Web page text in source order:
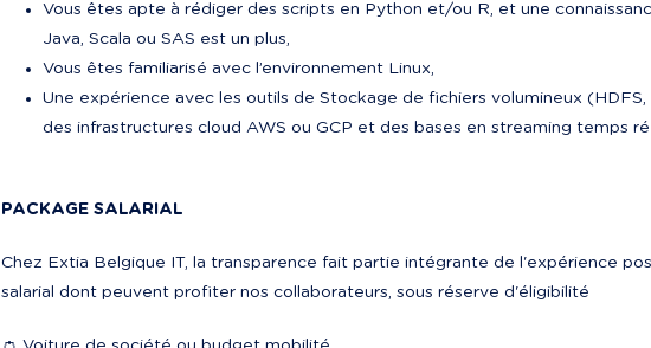
Vous êtes apte à rédiger des scripts en Python et/ou R, et une
Java, Scala ou SAS est un plus,
Vous êtes familiarisé avec l’environnement Linux,
Une expérience avec les outils de Stockage de fichiers volumineux
des infrastructures cloud AWS ou GCP et des bases en streaming temps
PACKAGE SALARIAL
Chez Extia Belgique IT, la transparence fait partie intégrante de l'expérience
salarial dont peuvent profiter nos collaborateurs, sous réserve d'éligibilité